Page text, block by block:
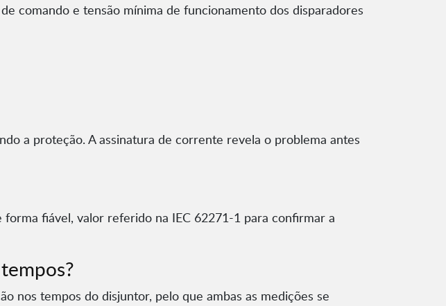
comando e tensão mínima de funcionamento dos disparadores
a proteção. A assinatura de corrente revela o problema antes
fiável, valor referido na IEC 62271-1 para confirmar a
nos tempos do disjuntor, pelo que ambas as medições se